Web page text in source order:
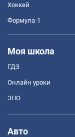
Хоккей
Формула-1
Моя школа
ГДЗ
Онлайн уроки
ЗНО
Авто